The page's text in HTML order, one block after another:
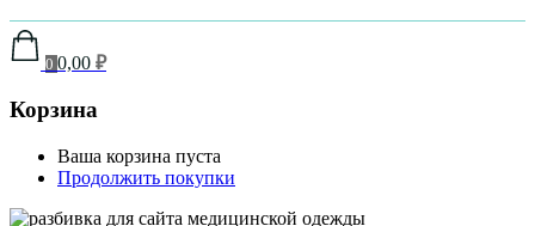
0 0,00 ₽
Корзина
Ваша корзина пуста
Продолжить покупки